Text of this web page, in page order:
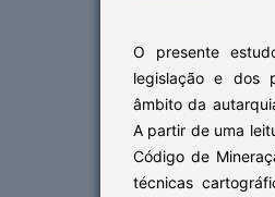
O presente
legislação e dos
âmbito da
A partir de uma
Código de
técnicas